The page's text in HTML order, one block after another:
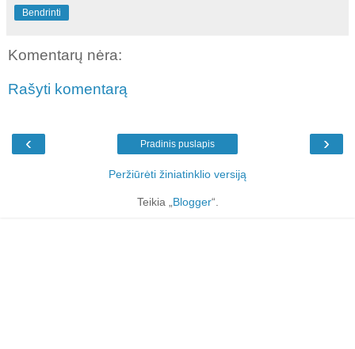
Bendrinti
Komentarų nėra:
Rašyti komentarą
‹ ›
Pradinis puslapis
Peržiūrėti žiniatinklio versiją
Teikia „ Blogger“.